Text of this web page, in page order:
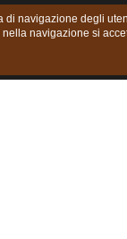
navigazione degli
navigazione si